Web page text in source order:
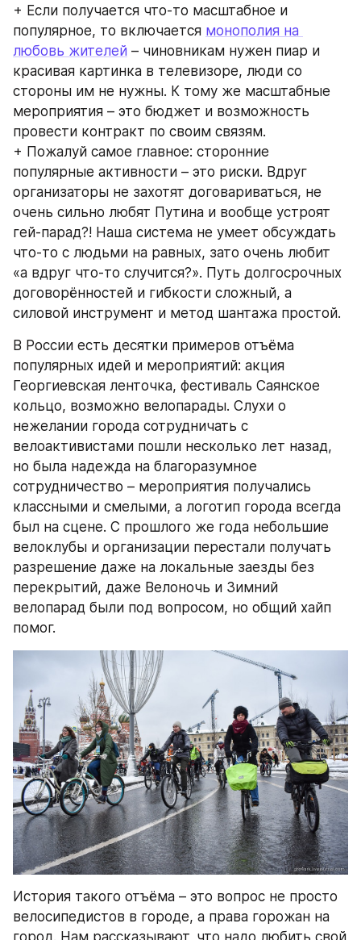
+ Если получается что-то масштабное и
популярное, то включается монополия на
любовь жителей – чиновникам нужен пиар и
красивая картинка в телевизоре, люди со
стороны им не нужны. К тому же масштабные
мероприятия – это бюджет и возможность
провести контракт по своим связям.
+ Пожалуй самое главное: сторонние
популярные активности – это риски. Вдруг
организаторы не захотят договариваться, не
очень сильно любят Путина и вообще устроят
гей-парад?! Наша система не умеет обсуждать
что-то с людьми на равных, зато очень любит
«а вдруг что-то случится?». Путь долгосрочных
договорённостей и гибкости сложный, а
силовой инструмент и метод шантажа простой.
В России есть десятки примеров отъёма
популярных идей и мероприятий: акция
Георгиевская ленточка, фестиваль Саянское
кольцо, возможно велопарады. Слухи о
нежелании города сотрудничать с
велоактивистами пошли несколько лет назад,
но была надежда на благоразумное
сотрудничество – мероприятия получались
классными и смелыми, а логотип города всегда
был на сцене. С прошлого же года небольшие
велоклубы и организации перестали получать
разрешение даже на локальные заезды без
перекрытий, даже Велоночь и Зимний
велопарад были под вопросом, но общий хайп
помог.
История такого отъёма – это вопрос не просто
велосипедистов в городе, а права горожан на
город. Нам рассказывают, что надо любить свой